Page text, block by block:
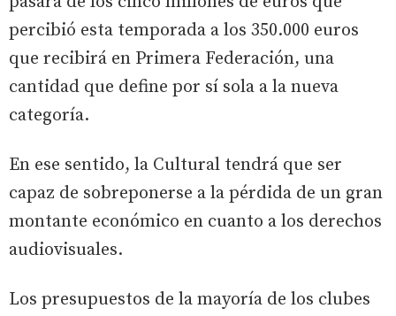
percibió esta temporada a los 350.000 euros
que recibirá en Primera Federación, una
cantidad que define por sí sola a la nueva
categoría.
En ese sentido, la Cultural tendrá que ser
capaz de sobreponerse a la pérdida de un gran
montante económico en cuanto a los derechos
audiovisuales.
Los presupuestos de la mayoría de los clubes